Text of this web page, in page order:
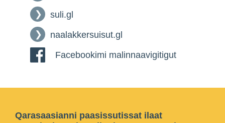
suli.gl
naalakkersuisut.gl
Facebookimi malinnaavigitigut
Qarasaasianni paasissutissat ilaat